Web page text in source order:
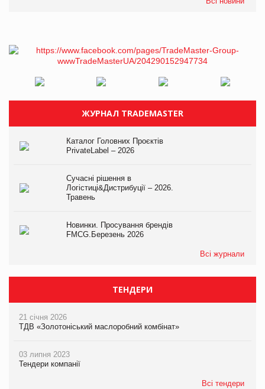
ЖУРНАЛ TRADEMASTER
Каталог Головних Проєктів
PrivateLabel – 2026
Сучасні рішення в
Логістиці&Дистрибуції – 2026.
Травень
Новинки. Просування брендів
FMCG.Березень 2026
Всі журнали
ТЕНДЕРИ
21 січня 2026
ТДВ «Золотоніський маслоробний комбінат»
03 липня 2023
Тендери компанії
Всі тендери